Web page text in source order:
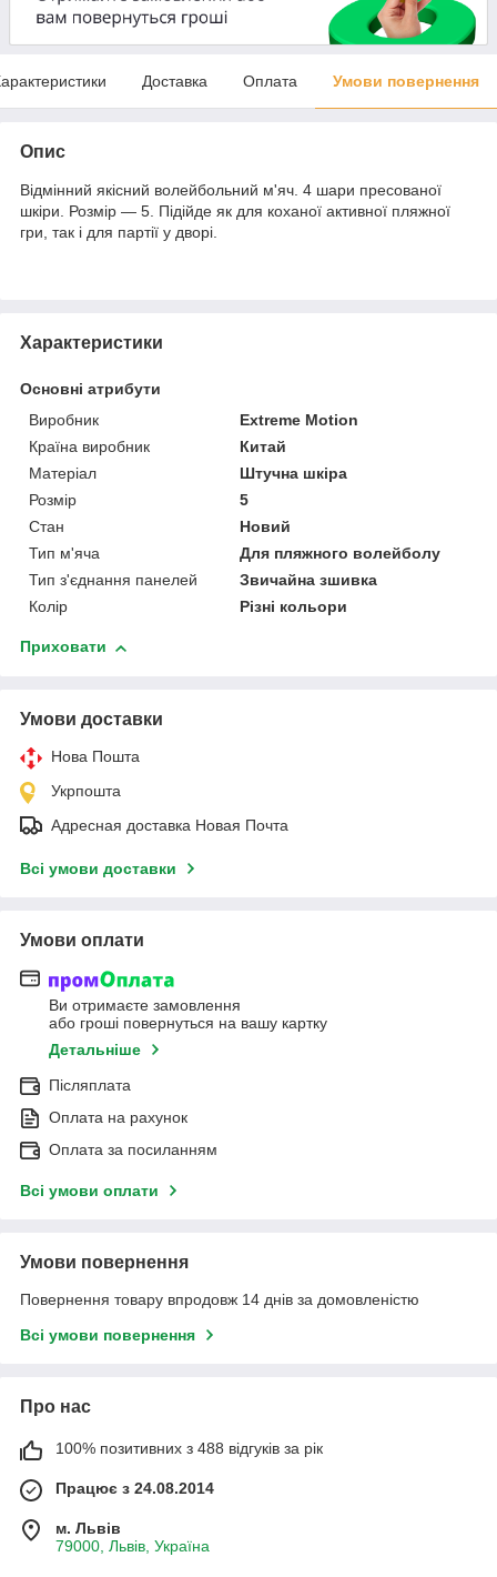
Доставка Оплата Умови повернення
Опис
Відмінний якісний волейбольний м'яч. 4 шари пресованої
шкіри. Розмір ― 5. Підійде як для коханої активної пляжної
гри, так і для партії у дворі.
Характеристики
Основні атрибути
Виробник
Extreme Motion
Країна виробник
Китай
Матеріал
Штучна шкіра
Розмір
5
Стан
Новий
Тип м'яча
Для пляжного волейболу
Тип з'єднання панелей
Звичайна зшивка
Колір
Різні кольори
Приховати
Умови доставки
Нова Пошта
Укрпошта
Адресная доставка Новая Почта
Всі умови доставки
Умови оплати
Ви отримаєте замовлення
або гроші повернуться на вашу картку
Детальніше
Післяплата
Оплата на рахунок
Оплата за посиланням
Всі умови оплати
Умови повернення
Повернення товару впродовж 14 днів за домовленістю
Всі умови повернення
Про нас
100% позитивних з 488 відгуків за рік
Працює з 24.08.2014
м. Львів
79000, Львів, Україна